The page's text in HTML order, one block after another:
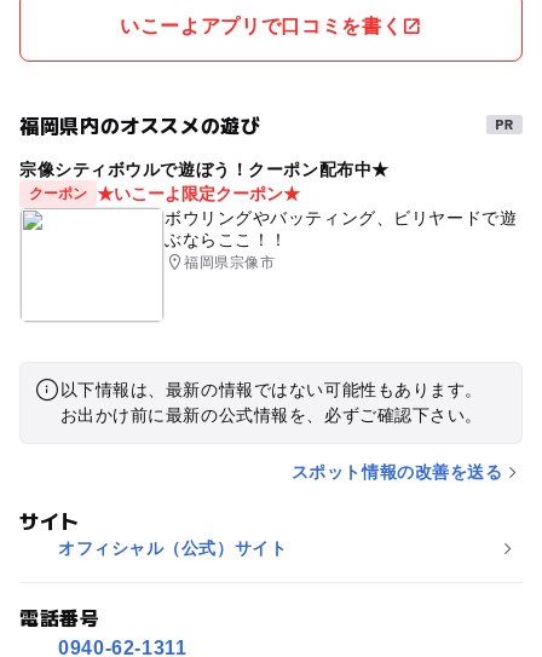
いこーよアプリで口コミを書く
福岡県内のオススメの遊び
宗像シティボウルで遊ぼう！クーポン配布中★
クーポン ★いこーよ限定クーポン★
ボウリングやバッティング、ビリヤードで遊
ぶならここ！！
福岡県宗像市
以下情報は、最新の情報ではない可能性もあります。
お出かけ前に最新の公式情報を、必ずご確認下さい。
スポット情報の改善を送る
サイト
オフィシャル（公式）サイト
電話番号
0940-62-1311